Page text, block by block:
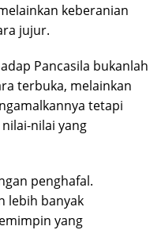
keberanian
jujur.
Pancasila bukanlah
terbuka, melainkan
tetapi
nilai yang
penghafal.
lebih banyak
yang